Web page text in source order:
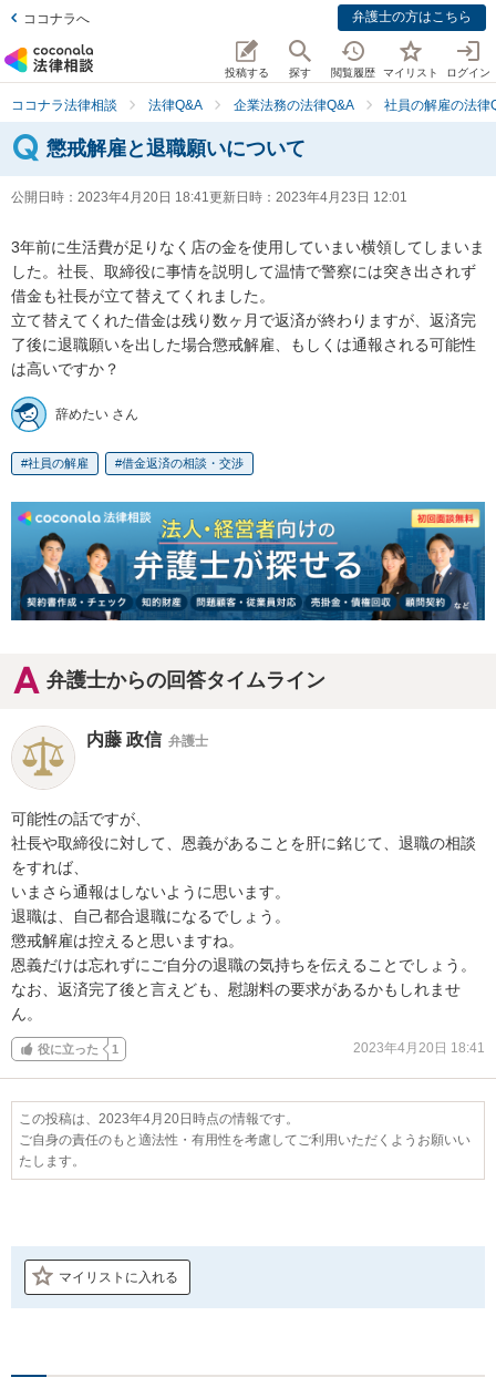
ココナラへ 弁護士の方はこちら
投稿する 探す 閲覧履歴 マイリスト ログイン
ココナラ法律相談 法律Q&A 企業法務の法律Q&A 社員の解雇の法律
懲戒解雇と退職願いについて
公開日時： 2023年4月20日 18:41更新日時： 2023年4月23日 12:01
3年前に生活費が足りなく店の金を使用していまい横領してしまいま
した。社長、取締役に事情を説明して温情で警察には突き出されず
借金も社長が立て替えてくれました。
立て替えてくれた借金は残り数ヶ月で返済が終わりますが、返済完
了後に退職願いを出した場合懲戒解雇、もしくは通報される可能性
は高いですか？
辞めたい さん
社員の解雇 借金返済の相談・交渉
弁護士からの回答タイムライン
内藤 政信 弁護士
可能性の話ですが、
社長や取締役に対して、恩義があることを肝に銘じて、退職の相談
をすれば、
いまさら通報はしないように思います。
退職は、自己都合退職になるでしょう。
懲戒解雇は控えると思いますね。
恩義だけは忘れずにご自分の退職の気持ちを伝えることでしょう。
なお、返済完了後と言えども、慰謝料の要求があるかもしれませ
ん。
役に立った 1 2023年4月20日 18:41
この投稿は、2023年4月20日時点の情報です。
ご自身の責任のもと適法性・有用性を考慮してご利用いただくようお願いい
たします。
マイリストに入れる